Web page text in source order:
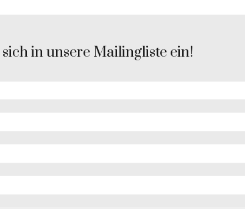
in unsere Mailingliste ein!